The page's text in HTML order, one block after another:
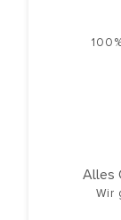
Alles
Wir